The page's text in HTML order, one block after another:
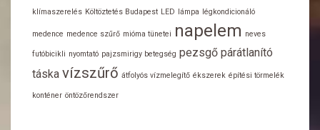
klímaszerelés Költöztetés Budapest LED lámpa légkondicionáló
medence medence szűrő mióma tünetei napelem neves
futóbicikli nyomtató pajzsmirigy betegség pezsgő párátlanító
táska vízszűrő átfolyós vízmelegítő ékszerek építési törmelék
konténer öntözőrendszer